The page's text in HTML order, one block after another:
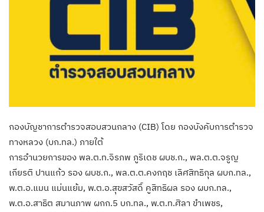
กองบัญชาการตำรวจสอบสวนกลาง (CIB) โดย กองบังคับการตำรวจ
ทางหลวง (บก.ทล.) ภายใต้
การอำนวยการของ พล.ต.ท.จิรภพ ภูริเดช ผบช.ก., พล.ต.ต.จรูญ
เกียรติ ปานแก้ว รอง ผบช.ก., พล.ต.ต.คงกฤช เลิศสิทธิกุล ผบก.ทล.,
พ.ต.อ.แมน แม่นแย้ม, พ.ต.อ.สุขสวัสดิ์ คูสิทธิผล รอง ผบก.ทล.,
พ.ต.อ.สาธิต สมานภาพ ผกก.5 บก.ทล., พ.ต.ท.ศิลา ขำเพชร,